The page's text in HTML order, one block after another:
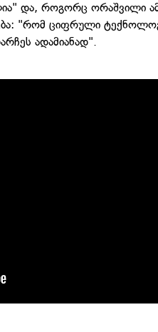
და, როგორც ორაშვილი
"რომ ციფრული
ადამიანად".